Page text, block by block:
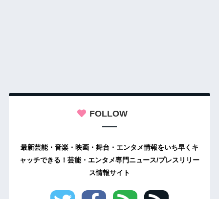
FOLLOW
最新芸能・音楽・映画・舞台・エンタメ情報をいち早くキ
ャッチできる！芸能・エンタメ専門ニュース/プレスリリー
ス情報サイト